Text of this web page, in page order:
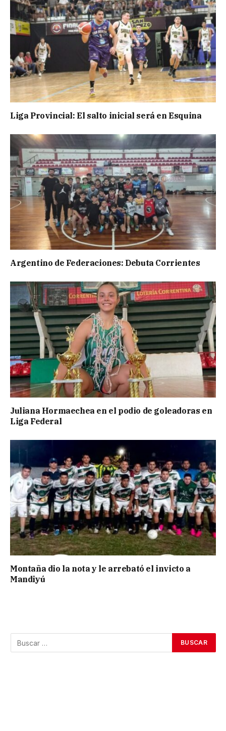
Liga Provincial: El salto inicial será en Esquina
Argentino de Federaciones: Debuta Corrientes
Juliana Hormaechea en el podio de goleadoras en
Liga Federal
Montaña dio la nota y le arrebató el invicto a
Mandiyú